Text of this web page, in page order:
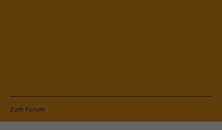
Zum Forum